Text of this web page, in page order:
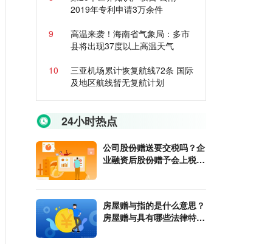
2019年专利申请3万余件
9
高温来袭！海南省气象局：多市
县将出现37度以上高温天气
10
三亚机场累计恢复航线72条 国际
及地区航线暂无复航计划
24小时热点
公司股份赠送要交税吗？企
业融资后股份赠予会上税
房屋赠与指的是什么意思？
房屋赠与具有哪些法律特